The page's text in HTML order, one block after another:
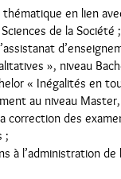
en lien
de la Société ;
», niveau
« Inégalités en
au niveau
correction des
;
à l’administration de